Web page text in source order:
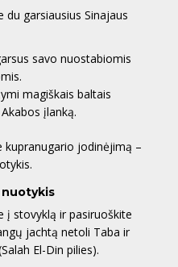
du garsiausius Sinajaus
savo nuostabiomis
magiškais baltais
įlanką.
jodinėjimą –
nuotykis
į stovyklą ir pasiruoškite
jachtą netoli Taba ir
El-Din pilies).